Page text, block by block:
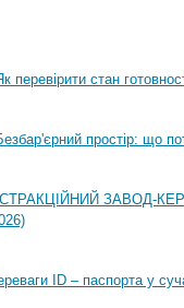
стан
простір: що
ЗАВОД-
ID – паспорта у